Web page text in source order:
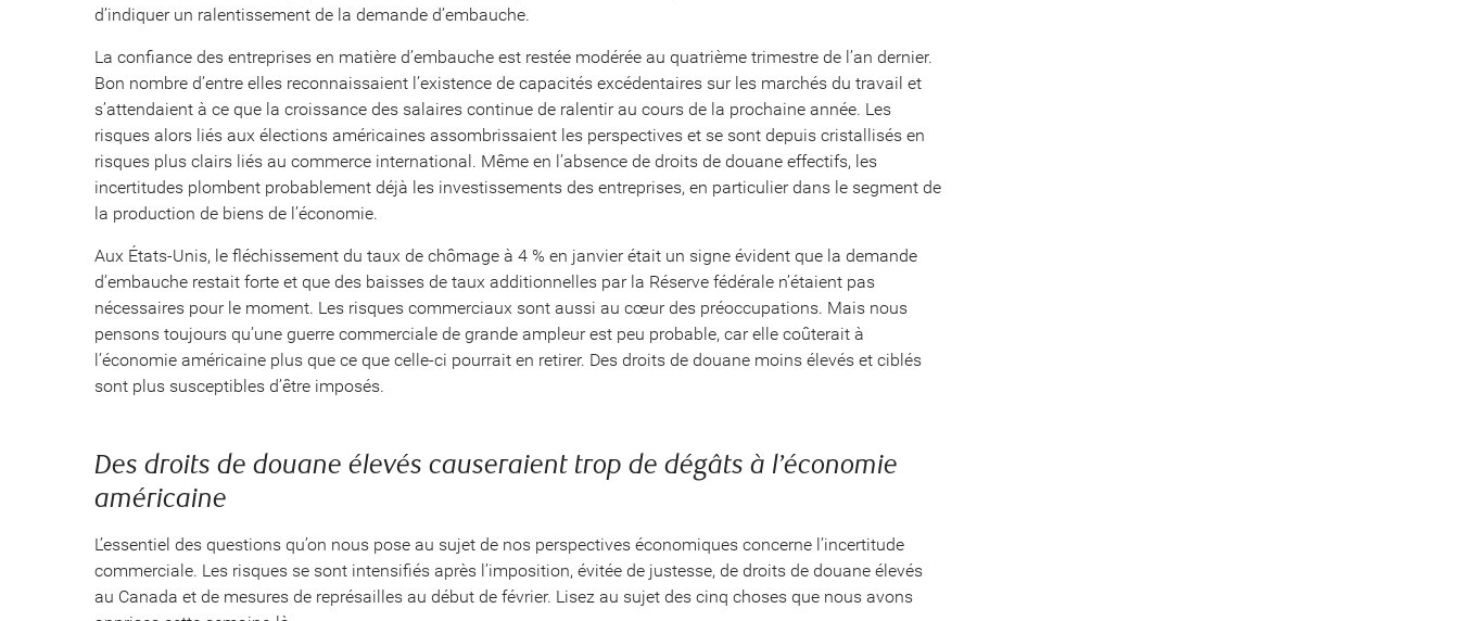
d’indiquer un ralentissement de la demande d’embauche.
La confiance des entreprises en matière d’embauche est restée modérée au quatrième trimestre de l’an dernier.
Bon nombre d’entre elles reconnaissaient l’existence de capacités excédentaires sur les marchés du travail et
s’attendaient à ce que la croissance des salaires continue de ralentir au cours de la prochaine année. Les
risques alors liés aux élections américaines assombrissaient les perspectives et se sont depuis cristallisés en
risques plus clairs liés au commerce international. Même en l’absence de droits de douane effectifs, les
incertitudes plombent probablement déjà les investissements des entreprises, en particulier dans le segment de
la production de biens de l’économie.
Aux États-Unis, le fléchissement du taux de chômage à 4 % en janvier était un signe évident que la demande
d’embauche restait forte et que des baisses de taux additionnelles par la Réserve fédérale n’étaient pas
nécessaires pour le moment. Les risques commerciaux sont aussi au cœur des préoccupations. Mais nous
pensons toujours qu’une guerre commerciale de grande ampleur est peu probable, car elle coûterait à
l’économie américaine plus que ce que celle-ci pourrait en retirer. Des droits de douane moins élevés et ciblés
sont plus susceptibles d’être imposés.
Des droits de douane élevés causeraient trop de dégâts à l’économie
américaine
L’essentiel des questions qu’on nous pose au sujet de nos perspectives économiques concerne l’incertitude
commerciale. Les risques se sont intensifiés après l’imposition, évitée de justesse, de droits de douane élevés
au Canada et de mesures de représailles au début de février. Lisez au sujet des cinq choses que nous avons